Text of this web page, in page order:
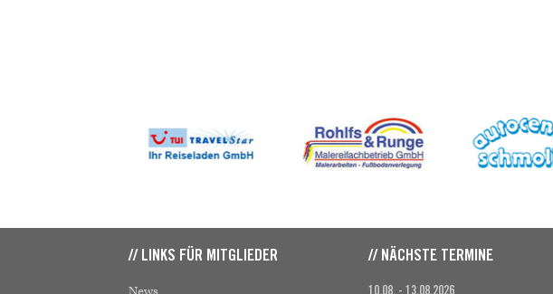
// LINKS FÜR MITGLIEDER // NÄCHSTE TERMINE
10.08. - 13.08.2026